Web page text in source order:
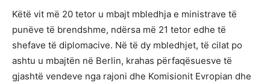
Këtë vit më 20 tetor u mbajt mbledhja e ministrave të
punëve të brendshme, ndërsa më 21 tetor edhe të
shefave të diplomacive. Në të dy mbledhjet, të cilat po
ashtu u mbajtën në Berlin, krahas përfaqësuesve të
gjashtë vendeve nga rajoni dhe Komisionit Evropian dhe